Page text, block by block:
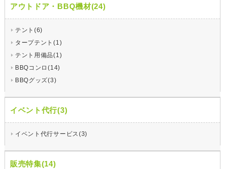
アウトドア・BBQ機材(24)
テント(6)
タープテント(1)
テント用備品(1)
BBQコンロ(14)
BBQグッズ(3)
イベント代行(3)
イベント代行サービス(3)
販売特集(14)